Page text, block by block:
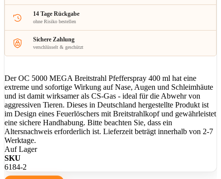
14 Tage Rückgabe
ohne Risiko bestellen
Sichere Zahlung
verschlüsselt & geschützt
Der OC 5000 MEGA Breitstrahl Pfefferspray 400 ml hat eine
extreme und sofortige Wirkung auf Nase, Augen und Schleimhäute
und ist damit wirksamer als CS-Gas - ideal für die Abwehr von
aggressiven Tieren. Dieses in Deutschland hergestellte Produkt ist
im Design eines Feuerlöschers mit Breitstrahlkopf und gewährleistet
eine sichere Handhabung. Bitte beachten Sie, dass ein
Altersnachweis erforderlich ist. Lieferzeit beträgt innerhalb von 2-7
Werktage.
Auf Lager
SKU
6184-2